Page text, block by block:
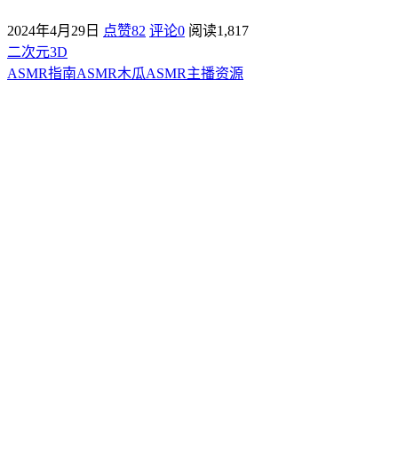
2024年4月29日 点赞82 评论0 阅读1,817
二次元3D
ASMR指南ASMR木瓜ASMR主播资源